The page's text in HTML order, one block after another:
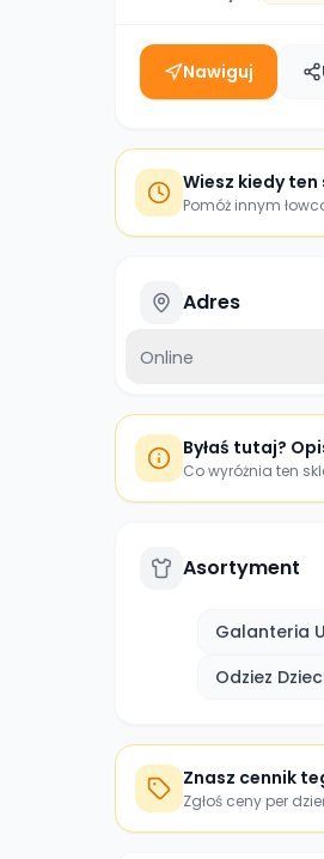
Nawiguj
Wiesz kiedy
Pomóż innym
Adres
Online
Byłaś tutaj?
Co wyróżnia ten
Asortyment
Galanteria
Odziez
Znasz cennik
Zgłoś ceny per